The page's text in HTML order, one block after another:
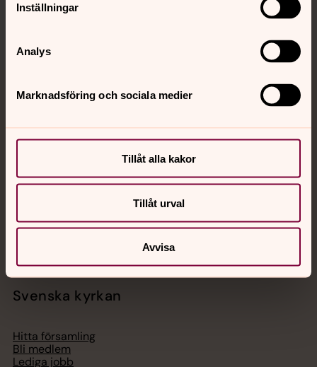
Inställningar
Analys
Marknadsföring och sociala medier
Tillåt alla kakor
Tillåt urval
Avvisa
Jourhavande präst
med en präst på kvällar och nätter.
Telefon 112
Svenska kyrkan
Hitta församling
Bli medlem
Lediga jobb